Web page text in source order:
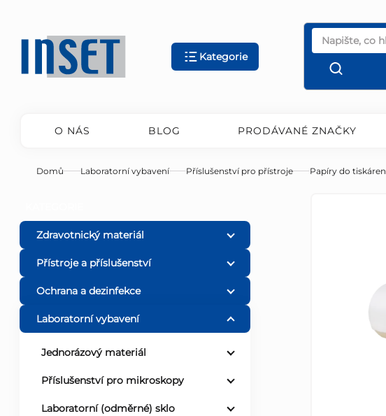
obsah
Kategorie
O NÁS BLOG PRODÁVANÉ ZNAČKY
Domů Laboratorní vybavení Příslušenství pro přístroje Papíry do tiskáren
o
s
t
Zdravotnický materiál
Přístroje a příslušenství
Ochrana a dezinfekce
Laboratorní vybavení
Jednorázový materiál
Příslušenství pro mikroskopy
Laboratorní (odměrné) sklo